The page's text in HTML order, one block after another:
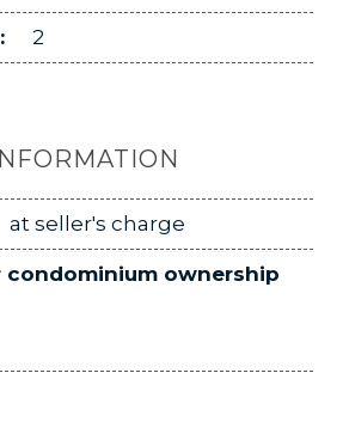
2
at seller's charge
condominium ownership